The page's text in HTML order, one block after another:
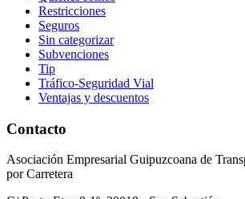
Restricciones
Seguros
Sin categorizar
Subvenciones
Tip
Tráfico-Seguridad Vial
Ventajas y descuentos
Contacto
Asociación Empresarial Guipuzcoana de
por Carretera